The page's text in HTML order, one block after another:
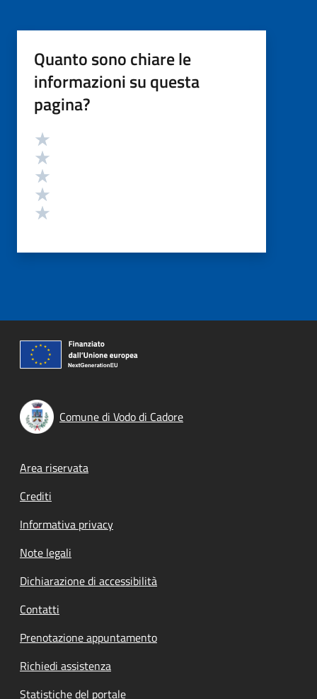
Quanto sono chiare le
informazioni su questa
pagina?
Valutazione
Comune di Vodo di Cadore
Footer menu
Area riservata
Crediti
Informativa privacy
Note legali
Dichiarazione di accessibilità
Contatti
Prenotazione appuntamento
Richiedi assistenza
Statistiche del portale